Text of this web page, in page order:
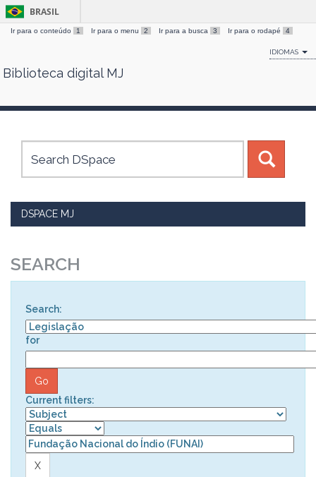
Skip
BRASIL
Ir para o conteúdo 1 Ir para o menu 2 Ir para a busca 3 Ir para o rodapé 4
IDIOMAS
Biblioteca digital MJ
DSPACE MJ
SEARCH
Search:
for
Current filters: